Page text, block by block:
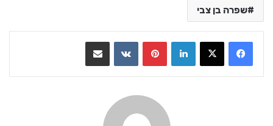
שפרה בן צבי
LinkedIn
VKontakte